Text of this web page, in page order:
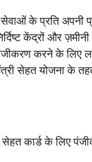
के प्रति अपनी
केंद्रों और
करने के लिए
सेहत योजना के
सेहत कार्ड के लिए